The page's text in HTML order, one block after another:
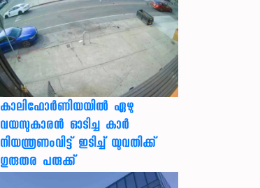
കാലിഫോര്‍ണിയയില്‍ ഏഴു
വയസുകാരന്‍ ഓടിച്ച കാര്‍
നിയന്ത്രണംവിട്ട് ഇടിച്ച് യുവതിക്ക്
ഗുരുതര പരുക്ക്